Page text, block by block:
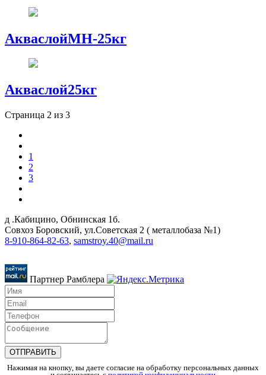
АкваслойМН-25кг
Акваслой25кг
Страница 2 из 3
1
2
3
д .Кабицино, Обнинская 1б.
Совхоз Боровский, ул.Советская 2 ( металлобаза №1)
8-910-864-82-63, samstroy.40@mail.ru
Партнер Рамблера
Нажимая на кнопку, вы даете согласие на обработку персональных данных